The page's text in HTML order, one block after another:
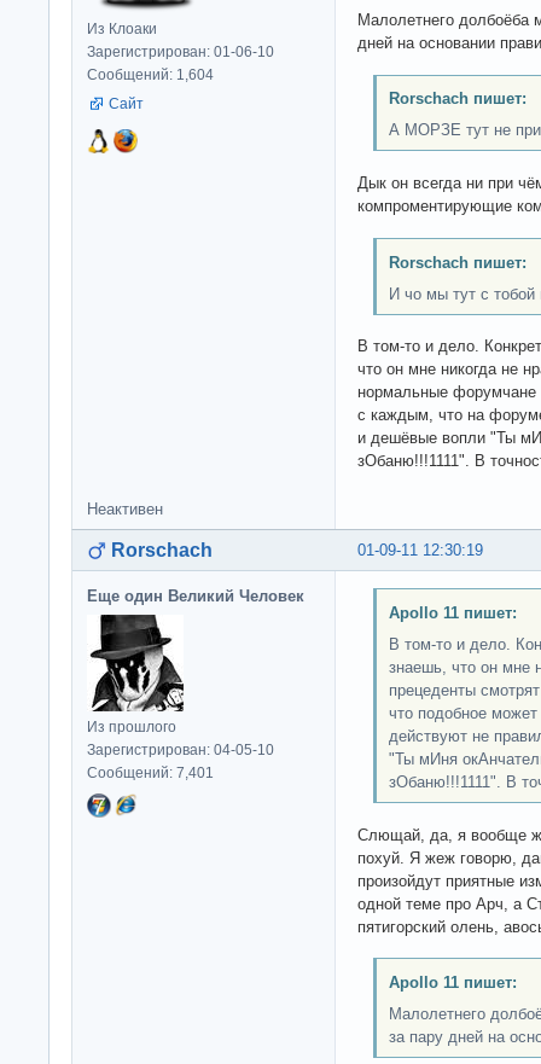
Из Клоаки
Зарегистрирован: 01-06-10
Сообщений: 1,604
Сайт
Малолетнего долбоёба
дней на основании
Rorschach пишет:
А МОРЗЕ тут не
Дык он всегда ни при
компроментирующие
Rorschach пишет:
И чо мы тут с
В том-то и дело.
что он мне никогда не
нормальные форумчане
с каждым, что на
и дешёвые вопли "Ты
зОбаню!!!1111". В
Неактивен
01-09-11 12:30:19
Rorschach
Еще один Великий Человек
Из прошлого
Зарегистрирован: 04-05-10
Сообщений: 7,401
Apollo 11 пишет:
В том-то и дело.
знаешь, что он мне
прецеденты
что подобное
действуют не
"Ты мИня
зОбаню!!!1111". В
Слющай, да, я вообще
похуй. Я жеж говорю,
произойдут приятные
одной теме про Арч, а
пятигорский олень,
Apollo 11 пишет:
Малолетнего
за пару дней на